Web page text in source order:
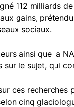
112 milliards
gains,
sociaux.
ainsi que la
sur le sujet, qui
ces
cinq